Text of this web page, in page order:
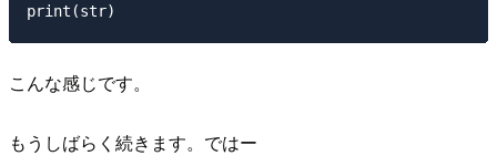
こんな感じです。
もうしばらく続きます。ではー